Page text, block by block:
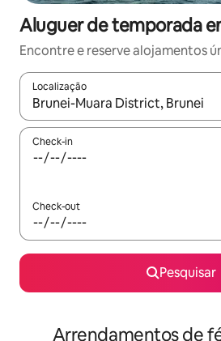
Aluguer de temporada
Encontre e reserve alojamentos
Localização
Quando os resultados estiverem
Check-in
Check-out
Pesquisar
Arrendamentos de